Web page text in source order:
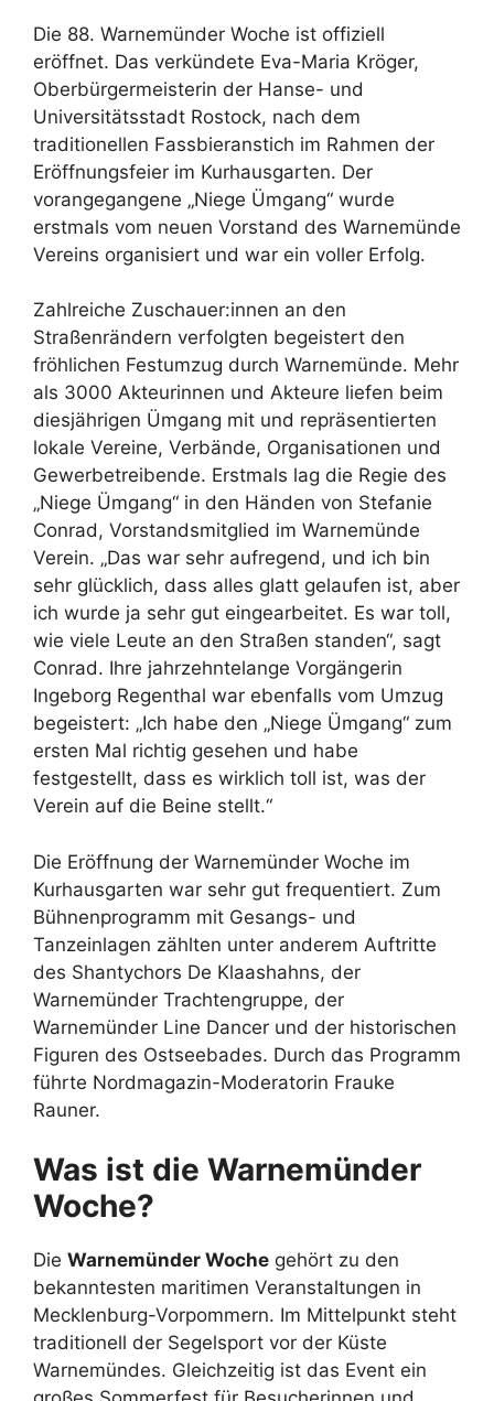
Die 88. Warnemünder Woche ist offiziell
eröffnet. Das verkündete Eva-Maria Kröger,
Oberbürgermeisterin der Hanse- und
Universitätsstadt Rostock, nach dem
traditionellen Fassbieranstich im Rahmen der
Eröffnungsfeier im Kurhausgarten. Der
vorangegangene „Niege Ümgang“ wurde
erstmals vom neuen Vorstand des Warnemünde
Vereins organisiert und war ein voller Erfolg.
Zahlreiche Zuschauer:innen an den
Straßenrändern verfolgten begeistert den
fröhlichen Festumzug durch Warnemünde. Mehr
als 3000 Akteurinnen und Akteure liefen beim
diesjährigen Ümgang mit und repräsentierten
lokale Vereine, Verbände, Organisationen und
Gewerbetreibende. Erstmals lag die Regie des
„Niege Ümgang“ in den Händen von Stefanie
Conrad, Vorstandsmitglied im Warnemünde
Verein. „Das war sehr aufregend, und ich bin
sehr glücklich, dass alles glatt gelaufen ist, aber
ich wurde ja sehr gut eingearbeitet. Es war toll,
wie viele Leute an den Straßen standen“, sagt
Conrad. Ihre jahrzehntelange Vorgängerin
Ingeborg Regenthal war ebenfalls vom Umzug
begeistert: „Ich habe den „Niege Ümgang“ zum
ersten Mal richtig gesehen und habe
festgestellt, dass es wirklich toll ist, was der
Verein auf die Beine stellt.“
Die Eröffnung der Warnemünder Woche im
Kurhausgarten war sehr gut frequentiert. Zum
Bühnenprogramm mit Gesangs- und
Tanzeinlagen zählten unter anderem Auftritte
des Shantychors De Klaashahns, der
Warnemünder Trachtengruppe, der
Warnemünder Line Dancer und der historischen
Figuren des Ostseebades. Durch das Programm
führte Nordmagazin-Moderatorin Frauke
Rauner.
Was ist die Warnemünder
Woche?
Die Warnemünder Woche gehört zu den
bekanntesten maritimen Veranstaltungen in
Mecklenburg-Vorpommern. Im Mittelpunkt steht
traditionell der Segelsport vor der Küste
Warnemündes. Gleichzeitig ist das Event ein